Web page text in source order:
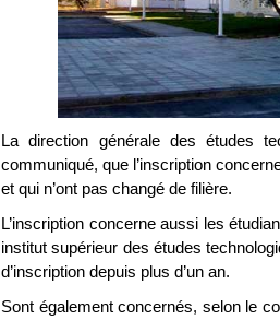
La direction générale des études
communiqué, que l’inscription
et qui n’ont pas changé de filière.
L’inscription concerne aussi les
institut supérieur des études
d’inscription depuis plus d’un an.
Sont également concernés, selon le